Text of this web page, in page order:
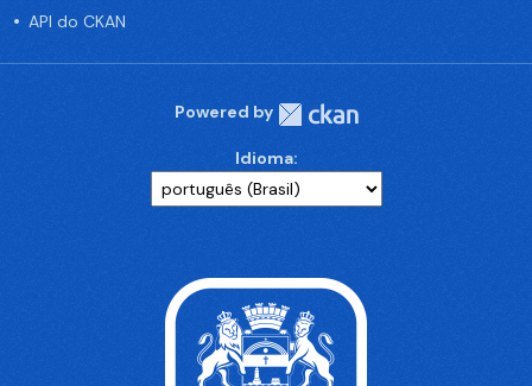
API do CKAN
Powered by
Idioma